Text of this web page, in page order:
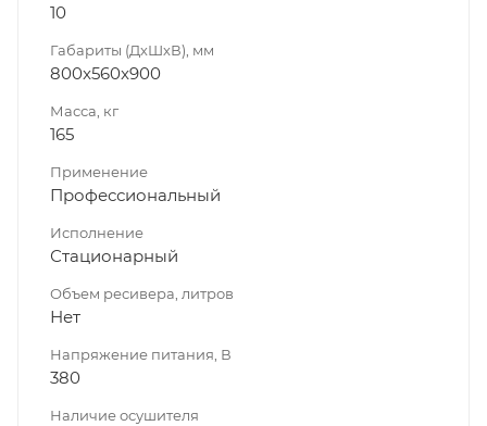
10
Габариты (ДхШхВ), мм
800x560x900
Масса, кг
165
Применение
Профессиональный
Исполнение
Стационарный
Объем ресивера, литров
Нет
Напряжение питания, В
380
Наличие осушителя